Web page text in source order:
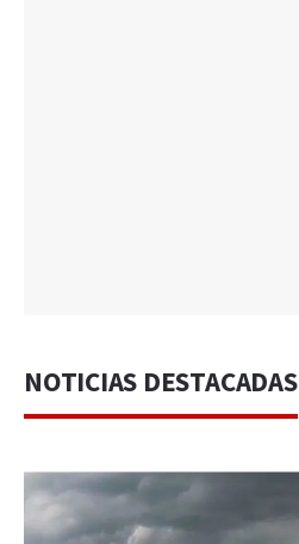
NOTICIAS DESTACADAS